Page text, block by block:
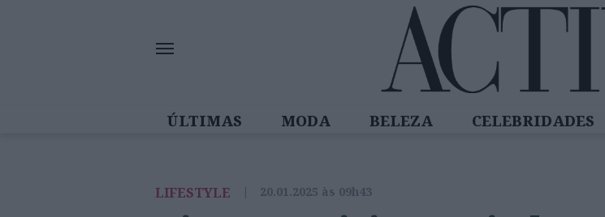
ÚLTIMAS MODA BELEZA CELEBRIDADES
LIFESTYLE | 20.01.2025 às 09h43